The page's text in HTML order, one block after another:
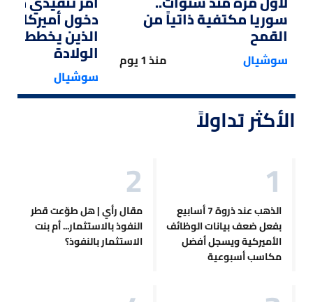
سوريا مكتفية ذاتياً من
القمح
سوشيال منذ 1 يوم
دخول أميركا
الذين يخططون
الولادة
سوشيال
الأكثر تداولاً
الذهب عند ذروة 7 أسابيع
بفعل ضعف بيانات الوظائف
الأميركية ويسجل أفضل
مكاسب أسبوعية
مقال رأي | هل طوّعت قطر
النفوذ بالاستثمار... أم بنت
الاستثمار بالنفوذ؟